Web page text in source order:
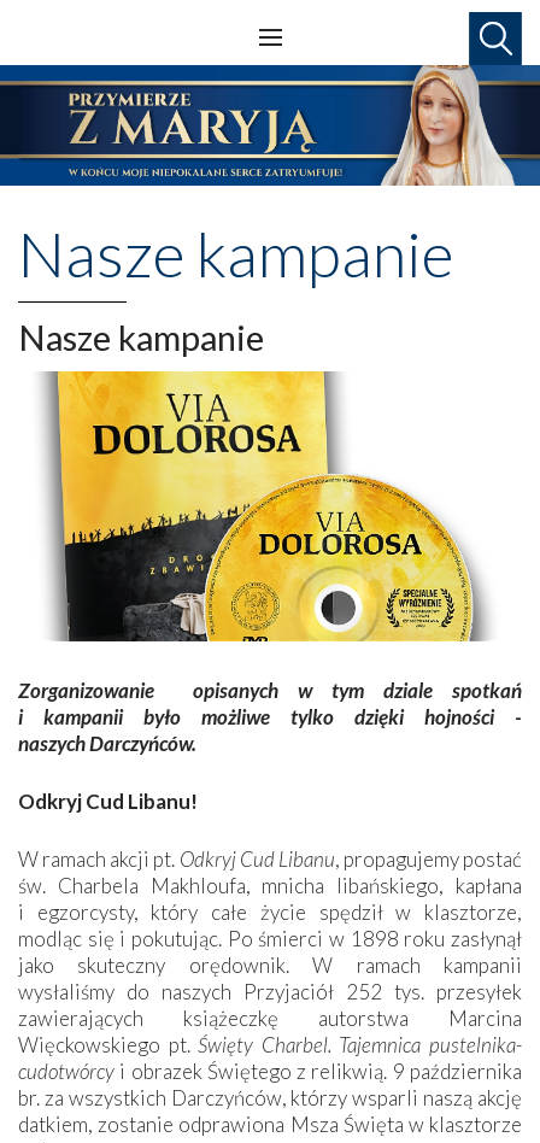
Nasze kampanie
Nasze kampanie
Zorganizowanie ­ opisanych w tym ­dziale spotkań
i kampanii było możliwe tylko dzięki hojności ­
naszych Darczyńców.
Odkryj Cud Libanu!
Wramach akcji pt. Odkryj Cud Libanu, propagujemy postać
św. Charbela Makhloufa, mnicha libańskiego, kapłana
i egzorcysty, który całe życie spędził w klasztorze,
modląc się i pokutując. Po śmierci w 1898 roku zasłynął
jako skuteczny orędownik. W ramach kampanii
wysłaliśmy do naszych Przyjaciół 252 tys. przesyłek
zawierających książeczkę autorstwa Marcina
Więckowskiego pt.Święty Charbel. Tajemnica pustelnika-
cudotwórcy i obrazek Świętego z relikwią. 9 października
br. za wszystkich Darczyńców, którzy wsparli naszą akcję
datkiem, zostanie odprawiona Msza Święta w klasztorze